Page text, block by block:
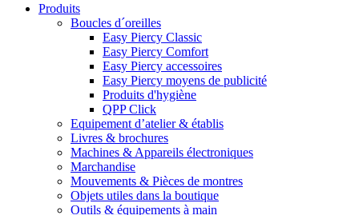
Produits
Boucles d´oreilles
Easy Piercy Classic
Easy Piercy Comfort
Easy Piercy accessoires
Easy Piercy moyens de publicité
Produits d'hygiène
QPP Click
Equipement d’atelier & établis
Livres & brochures
Machines & Appareils électroniques
Marchandise
Mouvements & Pièces de montres
Objets utiles dans la boutique
Outils & équipements à main